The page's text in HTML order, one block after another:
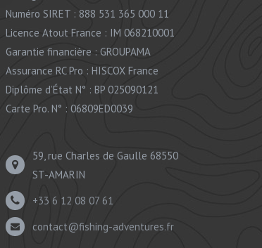
Numéro SIRET : 888 531 365 000 11
Licence Atout France : IM 068210001
Garantie financière : GROUPAMA
Assurance RC Pro : HISCOX France
Diplôme d’État N° : BP 025090121
Carte Pro. N° : 06809ED0039
59, rue Charles de Gaulle 68550
ST-AMARIN
+33 6 12 08 07 61
contact@fishing-adventures.fr